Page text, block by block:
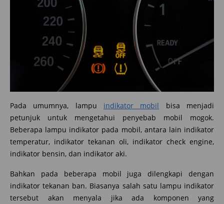
Pada umumnya, lampu indikator mobil bisa menjadi
petunjuk untuk mengetahui penyebab mobil mogok.
Beberapa lampu indikator pada mobil, antara lain indikator
temperatur, indikator tekanan oli, indikator check engine,
indikator bensin, dan indikator aki.
Bahkan pada beberapa mobil juga dilengkapi dengan
indikator tekanan ban. Biasanya salah satu lampu indikator
tersebut akan menyala jika ada komponen yang